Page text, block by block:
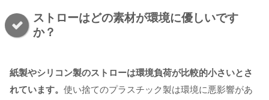
ストローはどの素材が環境に優しいです
か？
紙製やシリコン製のストローは環境負荷が比較的小さいとさ
れています。 使い捨てのプラスチック製は環境に悪影響があ